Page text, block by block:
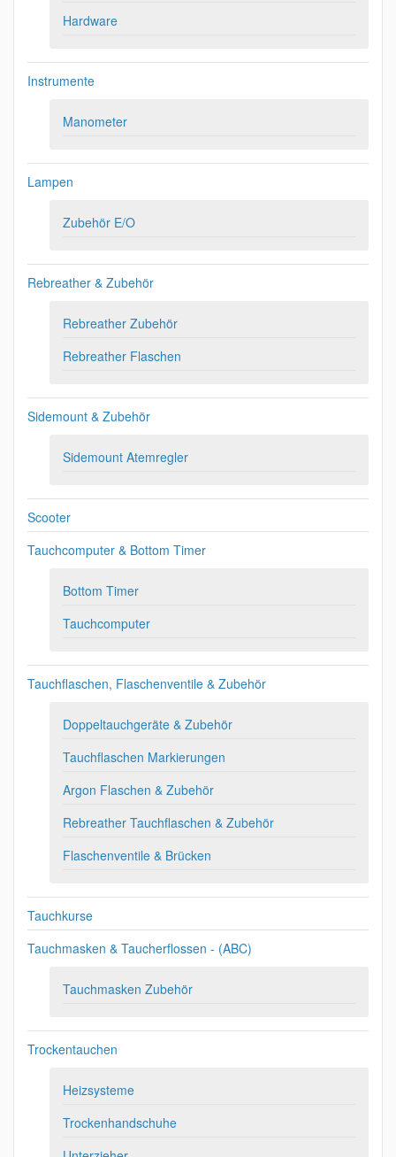
Hardware
Instrumente
Manometer
Lampen
Zubehör E/O
Rebreather & Zubehör
Rebreather Zubehör
Rebreather Flaschen
Sidemount & Zubehör
Sidemount Atemregler
Scooter
Tauchcomputer & Bottom Timer
Bottom Timer
Tauchcomputer
Tauchflaschen, Flaschenventile & Zubehör
Doppeltauchgeräte & Zubehör
Tauchflaschen Markierungen
Argon Flaschen & Zubehör
Rebreather Tauchflaschen & Zubehör
Flaschenventile & Brücken
Tauchkurse
Tauchmasken & Taucherflossen - (ABC)
Tauchmasken Zubehör
Trockentauchen
Heizsysteme
Trockenhandschuhe